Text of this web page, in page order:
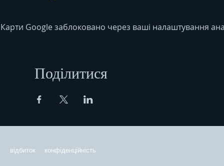
Карти Google заблоковано через ваші налаштування
Поділитися
відбиток конфіденційність